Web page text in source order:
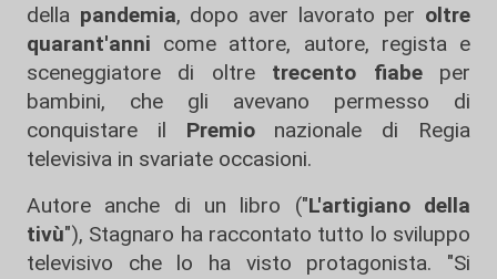
della pandemia, dopo aver lavorato per oltre
quarant'anni come attore, autore, regista e
sceneggiatore di oltre trecento fiabeper
bambini, che gli avevano permesso di
conquistare il Premionazionale di Regia
televisiva in svariate occasioni.
Autore anche di un libro ("L'artigiano della
tivù"), Stagnaro ha raccontato tutto lo sviluppo
televisivo che lo ha visto protagonista. "Si